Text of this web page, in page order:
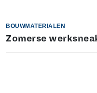
BOUWMATERIALEN
Zomerse